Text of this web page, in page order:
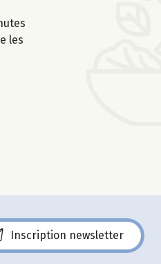
les
Inscription newsletter